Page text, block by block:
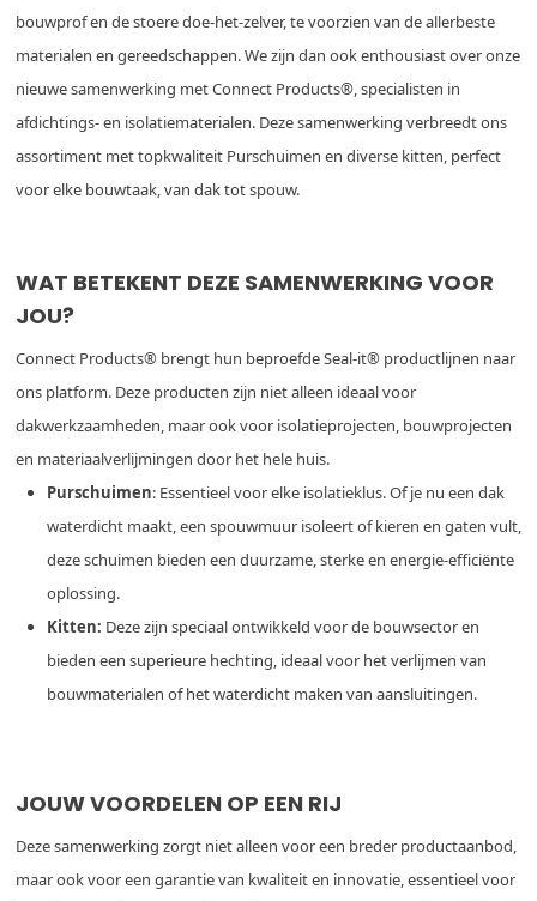
bouwprof en de stoere doe-het-zelver, te voorzien van de allerbeste
materialen en gereedschappen. We zijn dan ook enthousiast over onze
nieuwe samenwerking met Connect Products®, specialisten in
afdichtings- en isolatiematerialen. Deze samenwerking verbreedt ons
assortiment met topkwaliteit Purschuimen en diverse kitten, perfect
voor elke bouwtaak, van dak tot spouw.
WAT BETEKENT DEZE SAMENWERKING VOOR
JOU?
Connect Products® brengt hun beproefde Seal-it® productlijnen naar
ons platform. Deze producten zijn niet alleen ideaal voor
dakwerkzaamheden, maar ook voor isolatieprojecten, bouwprojecten
en materiaalverlijmingen door het hele huis.
Purschuimen: Essentieel voor elke isolatieklus. Of je nu een dak
waterdicht maakt, een spouwmuur isoleert of kieren en gaten vult,
deze schuimen bieden een duurzame, sterke en energie-efficiënte
oplossing.
Kitten: Deze zijn speciaal ontwikkeld voor de bouwsector en
bieden een superieure hechting, ideaal voor het verlijmen van
bouwmaterialen of het waterdicht maken van aansluitingen.
JOUW VOORDELEN OP EEN RIJ
Deze samenwerking zorgt niet alleen voor een breder productaanbod,
maar ook voor een garantie van kwaliteit en innovatie, essentieel voor